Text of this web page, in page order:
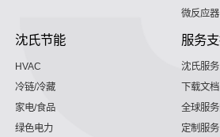
微反应器
沈氏节能
HVAC
冷链/冷藏
家电/食品
绿色电力
服务
沈氏服务
下载文档
全球服
定制服务